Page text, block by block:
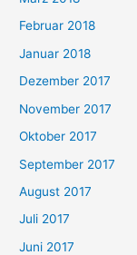
Februar 2018
Januar 2018
Dezember 2017
November 2017
Oktober 2017
September 2017
August 2017
Juli 2017
Juni 2017